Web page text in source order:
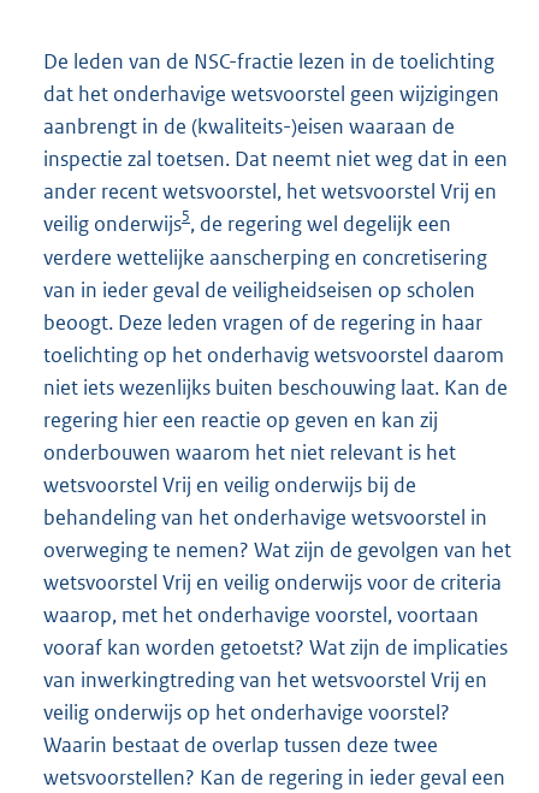
De leden van de NSC-fractie lezen in de toelichting
dat het onderhavige wetsvoorstel geen wijzigingen
aanbrengt in de (kwaliteits-)eisen waaraan de
inspectie zal toetsen. Dat neemt niet weg dat in een
ander recent wetsvoorstel, het wetsvoorstel Vrij en
veilig onderwijs5, de regering wel degelijk een
verdere wettelijke aanscherping en concretisering
van in ieder geval de veiligheidseisen op scholen
beoogt. Deze leden vragen of de regering in haar
toelichting op het onderhavig wetsvoorstel daarom
niet iets wezenlijks buiten beschouwing laat. Kan de
regering hier een reactie op geven en kan zij
onderbouwen waarom het niet relevant is het
wetsvoorstel Vrij en veilig onderwijs bij de
behandeling van het onderhavige wetsvoorstel in
overweging te nemen? Wat zijn de gevolgen van het
wetsvoorstel Vrij en veilig onderwijs voor de criteria
waarop, met het onderhavige voorstel, voortaan
vooraf kan worden getoetst? Wat zijn de implicaties
van inwerkingtreding van het wetsvoorstel Vrij en
veilig onderwijs op het onderhavige voorstel?
Waarin bestaat de overlap tussen deze twee
wetsvoorstellen? Kan de regering in ieder geval een